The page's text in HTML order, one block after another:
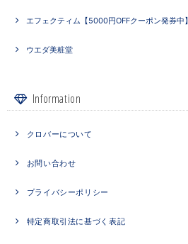
エフェクティム【5000円OFFクーポン発券中】
ウエダ美粧堂
Information
クロバーについて
お問い合わせ
プライバシーポリシー
特定商取引法に基づく表記